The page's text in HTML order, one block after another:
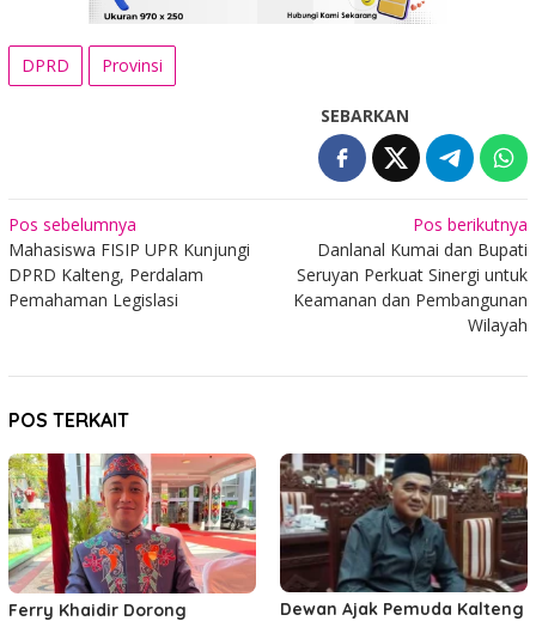
DPRD Provinsi
SEBARKAN
Navigasi
pos
Pos sebelumnya
Mahasiswa FISIP UPR Kunjungi
DPRD Kalteng, Perdalam
Pemahaman Legislasi
Pos berikutnya
Danlanal Kumai dan Bupati
Seruyan Perkuat Sinergi untuk
Keamanan dan Pembangunan
Wilayah
POS TERKAIT
Ferry Khaidir Dorong
Dewan Ajak Pemuda Kalteng